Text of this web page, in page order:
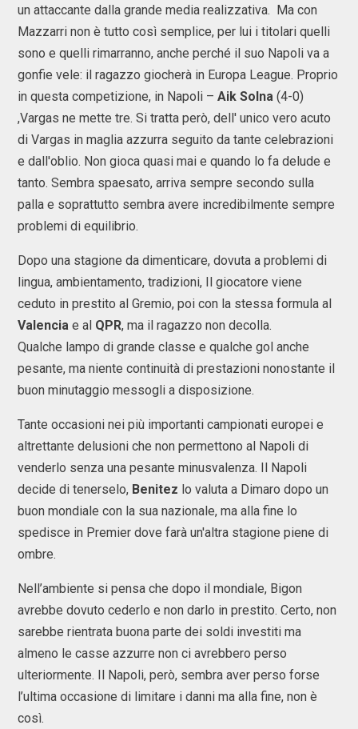
un attaccante dalla grande media realizzativa. Ma con
Mazzarri non è tutto così semplice, per lui i titolari quelli
sono e quelli rimarranno, anche perché il suo Napoli va a
gonfie vele: il ragazzo giocherà in Europa League. Proprio
in questa competizione, in Napoli – Aik Solna (4-0)
,Vargas ne mette tre. Si tratta però, dell' unico vero acuto
di Vargas in maglia azzurra seguito da tante celebrazioni
e dall'oblio. Non gioca quasi mai e quando lo fa delude e
tanto. Sembra spaesato, arriva sempre secondo sulla
palla e soprattutto sembra avere incredibilmente sempre
problemi di equilibrio.
Dopo una stagione da dimenticare, dovuta a problemi di
lingua, ambientamento, tradizioni, Il giocatore viene
ceduto in prestito al Gremio, poi con la stessa formula al
Valencia e al QPR, ma il ragazzo non decolla.
Qualche lampo di grande classe e qualche gol anche
pesante, ma niente continuità di prestazioni nonostante il
buon minutaggio messogli a disposizione.
Tante occasioni nei più importanti campionati europei e
altrettante delusioni che non permettono al Napoli di
venderlo senza una pesante minusvalenza. Il Napoli
decide di tenerselo, Benitez lo valuta a Dimaro dopo un
buon mondiale con la sua nazionale, ma alla fine lo
spedisce in Premier dove farà un'altra stagione piene di
ombre.
Nell’ambiente si pensa che dopo il mondiale, Bigon
avrebbe dovuto cederlo e non darlo in prestito. Certo, non
sarebbe rientrata buona parte dei soldi investiti ma
almeno le casse azzurre non ci avrebbero perso
ulteriormente. Il Napoli, però, sembra aver perso forse
l’ultima occasione di limitare i danni ma alla fine, non è
così.